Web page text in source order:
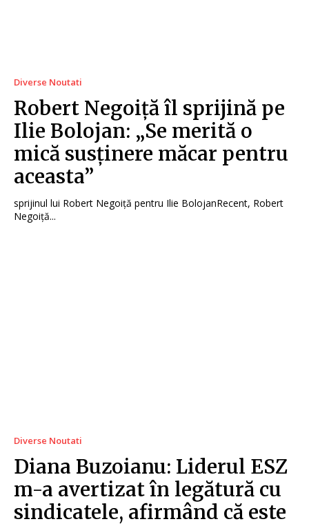
Diverse Noutati
Robert Negoiță îl sprijină pe
Ilie Bolojan: „Se merită o
mică susținere măcar pentru
aceasta”
sprijinul lui Robert Negoiță pentru Ilie BolojanRecent, Robert
Negoiță...
Diverse Noutati
Diana Buzoianu: Liderul ESZ
m-a avertizat în legătură cu
sindicatele, afirmând că este